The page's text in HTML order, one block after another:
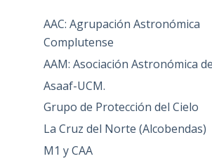
AAC: Agrupación Astronómica
Complutense
AAM: Asociación Astronómica
Asaaf-UCM.
Grupo de Protección del Cielo
La Cruz del Norte (Alcobendas)
M1 y CAA